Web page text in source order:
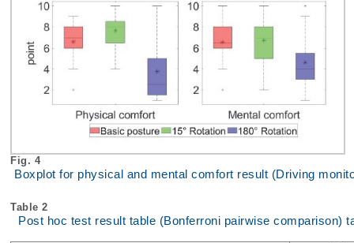
Fig. 4
Boxplot for physical and mental comfort result (Driving
Table 2
Post hoc test result table (Bonferroni pairwise comparison)